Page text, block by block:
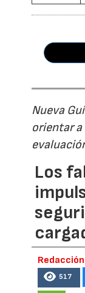
Nueva
orientar
Los
517